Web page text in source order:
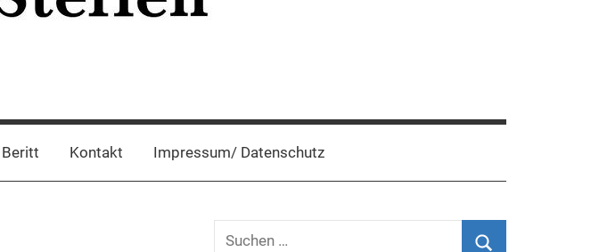
Beritt Kontakt Impressum/ Datenschutz
Suchen